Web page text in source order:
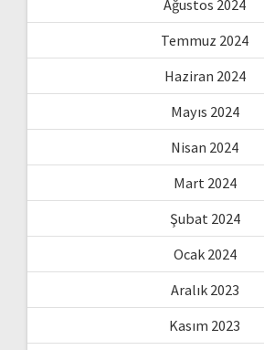
Ağustos 2024
Temmuz 2024
Haziran 2024
Mayıs 2024
Nisan 2024
Mart 2024
Şubat 2024
Ocak 2024
Aralık 2023
Kasım 2023